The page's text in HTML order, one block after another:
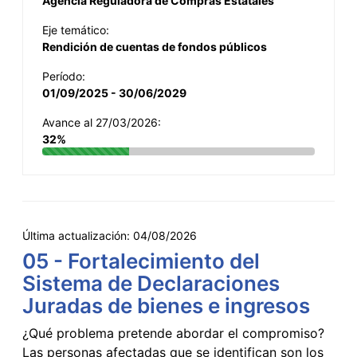
Eje temático:
Rendición de cuentas de fondos públicos
Período:
01/09/2025 - 30/06/2029
Avance al 27/03/2026:
32%
Última actualización: 04/08/2026
05 - Fortalecimiento del
Sistema de Declaraciones
Juradas de bienes e ingresos
¿Qué problema pretende abordar el compromiso?
Las personas afectadas que se identifican son los